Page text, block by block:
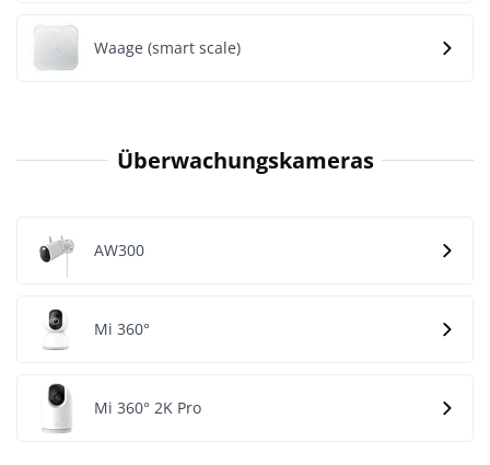
Waage (smart scale)
Überwachungskameras
AW300
Mi 360°
Mi 360° 2K Pro